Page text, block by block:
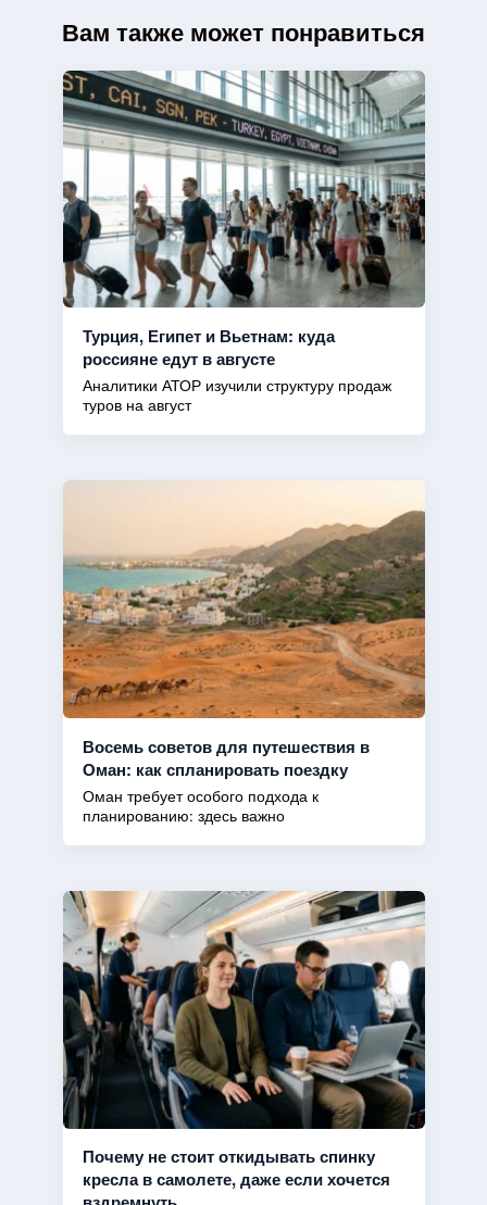
Вам также может понравиться
Турция, Египет и Вьетнам: куда
россияне едут в августе
Аналитики АТОР изучили структуру продаж
туров на август
Восемь советов для путешествия в
Оман: как спланировать поездку
Оман требует особого подхода к
планированию: здесь важно
Почему не стоит откидывать спинку
кресла в самолете, даже если хочется